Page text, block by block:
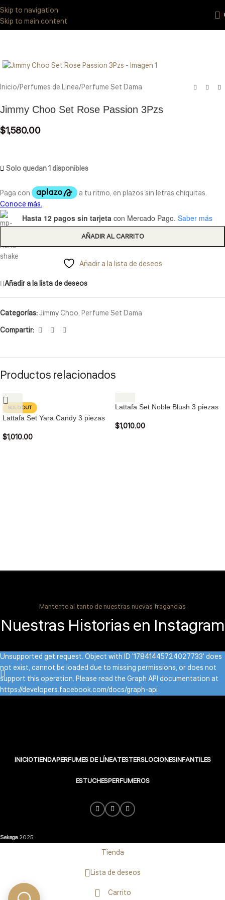
Skip to navigation
Skip to main content
Eres de GDL Utiliza el método CASABLANCA
Inicio/Perfumes de Linea/Perfume Set Dama
Jimmy Choo Set Rose Passion 3Pzs
$1,580.00
Solo quedan 1 disponibles
Hasta 12 pagos sin tarjeta con Mercado Pago. Saber más
AÑADIR AL CARRITO
Añadir a la lista de deseos
Añadir a la lista de deseos
Categorías:Jimmy Choo, Perfume Set Dama
Compartir:
Productos relacionados
SOLD OUT
Lattafa Set Yara Candy 3 piezas
$1,010.00
Lattafa Set Noble Blush 3 piezas
$1,010.00
Mantente al tanto de nuestras nuevas fragancias
Nuestras Historias en Instagram
Unsupported get request. Object with ID '17841445724027733' does
not exist, cannot be loaded due to missing permissions, or does not
support this operation. Please read the Graph API documentation at
https://developers.facebook.com/docs/graph-api
INICIOTIENDAPERFUMES DE LÍNEATESTERSLOCIONESINFANTILES
ESTUCHESPERFUMEROS
Sekega2025
Tienda
Lista de deseos
Carrito